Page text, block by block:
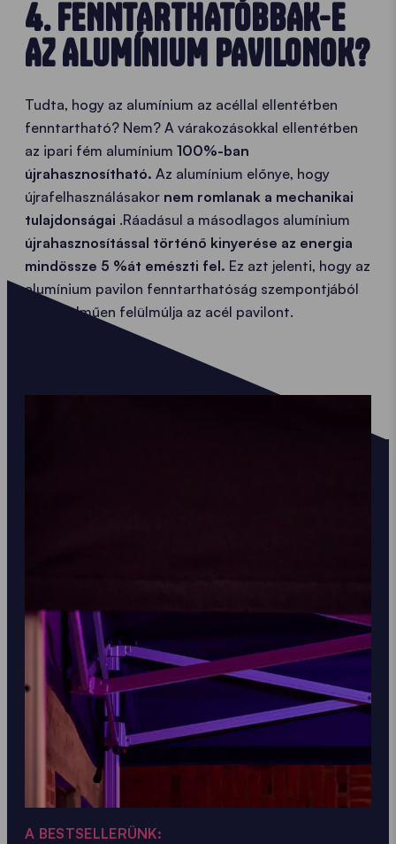
4. FENNTARTHATÓBBAK-E
AZ ALUMÍNIUM PAVILONOK?
Tudta, hogy az alumínium az acéllal ellentétben
fenntartható? Nem? A várakozásokkal ellentétben
az ipari fém alumínium 100%-ban
újrahasznosítható. Az alumínium előnye, hogy
újrafelhasználásakor nem romlanak a mechanikai
tulajdonságai .Ráadásul a másodlagos alumínium
újrahasznosítással történő kinyerése az energia
mindössze 5 %át emészti fel. Ez azt jelenti, hogy az
alumínium pavilon fenntarthatóság szempontjából
egyértelműen felülmúlja az acél pavilont.
A BESTSELLERÜNK: